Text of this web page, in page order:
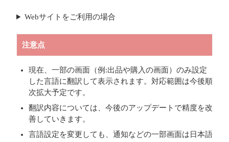
Webサイトをご利用の場合
注意点
現在、一部の画面（例:出品や購入の画面）のみ設定
した言語に翻訳して表示されます。対応範囲は今後順
次拡大予定です。
翻訳内容については、今後のアップデートで精度を改
善していきます。
言語設定を変更しても、通知などの一部画面は日本語